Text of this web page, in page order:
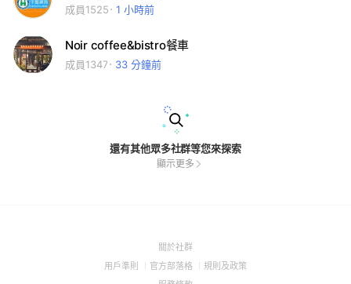
成員1525 1 小時前
Noir coffee&bistro餐車
成員1347 33 分鐘前
還有其他眾多社群等您來探索
顯示更多
關於社群(Open
用戶準則
(Open
官方部落格
(Open
規則及政策(Open